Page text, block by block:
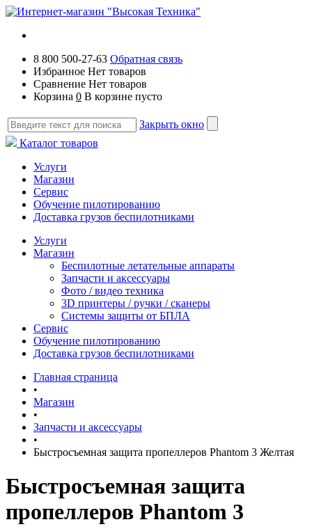
8 800 500-27-63 Обратная связь
Избранное Нет товаров
Сравнение Нет товаров
Корзина 0 В корзине пусто
Закрыть окно
Каталог товаров
Услуги
Магазин
Сервис
Обучение пилотированию
Доставка грузов беспилотниками
Услуги
Магазин
Беспилотные летательные аппараты
Запчасти и аксессуары
Фото / видео техника
3D принтеры / ручки / сканеры
Системы защиты от БПЛА
Сервис
Обучение пилотированию
Доставка грузов беспилотниками
Главная страница
•
Магазин
•
Запчасти и аксессуары
•
Быстросъемная защита пропеллеров Phantom 3 Желтая
Быстросъемная защита
пропеллеров Phantom 3